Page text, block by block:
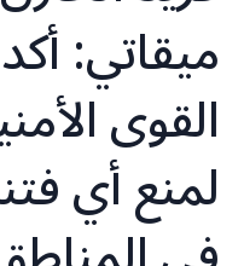
ميقاتي:
القوى
لمنع أي